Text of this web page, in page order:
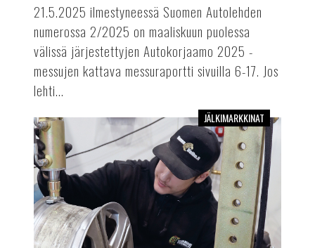
21.5.2025 ilmestyneessä Suomen Autolehden
numerossa 2/2025 on maaliskuun puolessa
välissä järjestettyjen Autokorjaamo 2025 -
messujen kattava messuraportti sivuilla 6-17. Jos
lehti...
Vuoden
2025
ensimmäinen
Suomen
Autolehti
on
myös
Autokorjaamo
JÄLKIMARKKINAT